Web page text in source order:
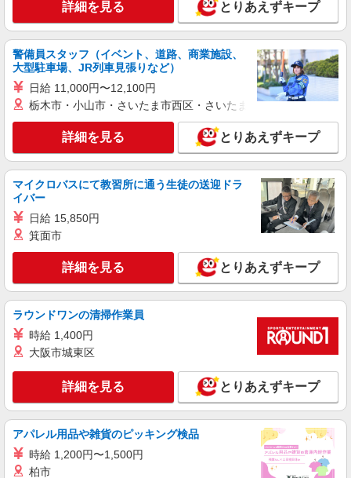
詳細を見る とりあえずキープ
警備員スタッフ（イベント、道路、商業施設、
大型駐車場、JR列車見張りなど）
日給 11,000円〜12,100円
栃木市・小山市・さいたま市西区・さいたま市岩槻区・久喜市・
詳細を見る とりあえずキープ
マイクロバスにて教習所に通う生徒の送迎ドラ
イバー
日給 15,850円
箕面市
詳細を見る とりあえずキープ
ラウンドワンの清掃作業員
時給 1,400円
大阪市城東区
詳細を見る とりあえずキープ
アパレル用品や雑貨のピッキング検品
時給 1,200円〜1,500円
柏市